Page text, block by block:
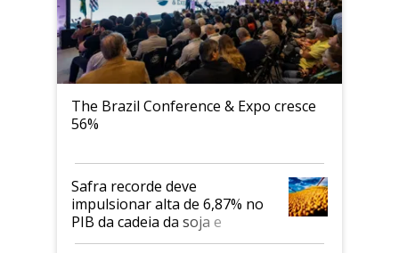
The Brazil Conference & Expo cresce
56%
Safra recorde deve
impulsionar alta de 6,87% no
PIB da cadeia da soja e
biodiesel em 2026